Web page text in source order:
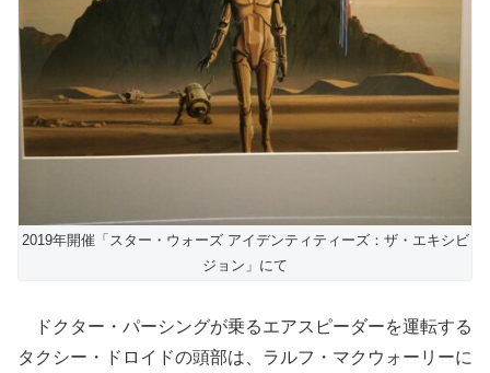
2019年開催「スター・ウォーズ アイデンティティーズ：ザ・エキシビ
ジョン」にて
ドクター・パーシングが乗るエアスピーダーを運転する
タクシー・ドロイドの頭部は、ラルフ・マクウォーリーに